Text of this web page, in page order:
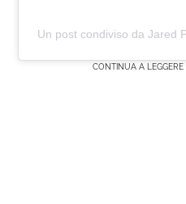
Un post condiviso da Jared
CONTINUA A